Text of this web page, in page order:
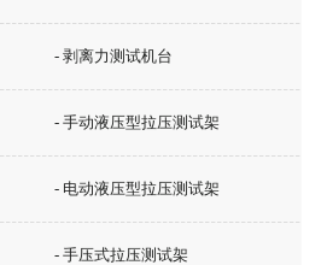
- 剥离力测试机台
- 手动液压型拉压测试架
- 电动液压型拉压测试架
- 手压式拉压测试架